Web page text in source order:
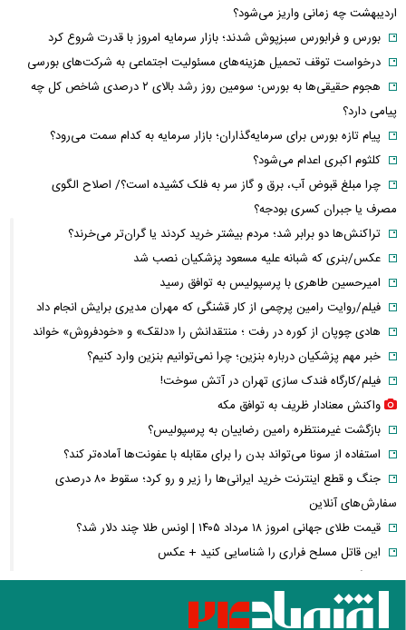
اردیبهشت چه زمانی واریز می‌شود؟
بورس و فرابورس سبزپوش شدند؛ بازار سرمایه امروز با قدرت شروع کرد
درخواست توقف تحمیل هزینه‌های مسئولیت اجتماعی به شرکت‌های بورسی
هجوم حقیقی‌ها به بورس؛ سومین روز رشد بالای ۲ درصدی شاخص کل چه
پیامی دارد؟
پیام تازه بورس برای سرمایه‌گذاران؛ بازار سرمایه به کدام سمت می‌رود؟
کلثوم اکبری اعدام می‌شود؟
چرا مبلغ قبوض آب، برق و گاز سر به فلک کشیده است؟/ اصلاح الگوی
مصرف یا جبران کسری بودجه؟
تراکنش‌ها دو برابر شد؛ مردم بیشتر خرید کردند یا گران‌تر می‌خرند؟
عکس/بنری که شبانه علیه مسعود پزشکیان نصب شد
امیرحسین طاهری با پرسپولیس به توافق رسید
فیلم/روایت رامین پرچمی از کار قشنگی که مهران مدیری برایش انجام داد
هادی چوپان از کوره در رفت ؛ منتقدانش را «دلقک» و «خودفروش» خواند
خبر مهم پزشکیان درباره بنزین؛ چرا نمی‌توانیم بنزین وارد کنیم؟
فیلم/کارگاه فندک سازی تهران در آتش سوخت!
واکنش معنادار ظریف به توافق مکه
بازگشت غیرمنتظره رامین رضاییان به پرسپولیس؟
استفاده از سونا می‌تواند بدن را برای مقابله با عفونت‌ها آماده‌تر کند؟
جنگ و قطع اینترنت خرید ایرانی‌ها را زیر و رو کرد؛ سقوط ۸۰ درصدی
سفارش‌های آنلاین
قیمت طلای جهانی امروز ۱۸ مرداد ۱۴۰۵ | اونس طلا چند دلار شد؟
این قاتل مسلح فراری را شناسایی کنید + عکس
میانگین قیمت مسکن در تهران به این عدد عجیب رسید
اولین عکس از مسی بعد از اعلام مرگ پدرش
خانه ۱۰۰ متری در پونک چند میلیارد آب می‌خورد؟ + جدول جدیدترین قیمت